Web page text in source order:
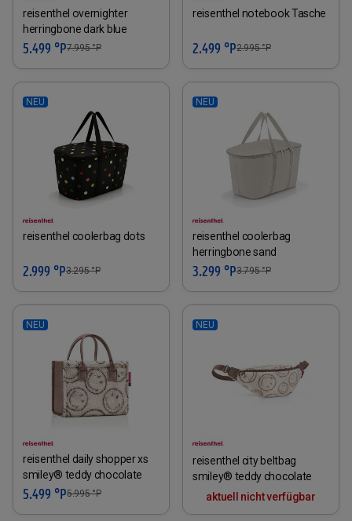
reisenthel overnighter
herringbone dark blue
5.499 °P7.995°P
reisenthel notebook Tasche
2.499 °P2.995°P
NEU
reisenthel coolerbag dots
2.999 °P3.295°P
NEU
reisenthel coolerbag
herringbone sand
3.299 °P3.795°P
NEU
reisenthel daily shopper xs
smiley® teddy chocolate
5.499 °P5.995°P
NEU
reisenthel city beltbag
smiley® teddy chocolate
aktuell nicht verfügbar